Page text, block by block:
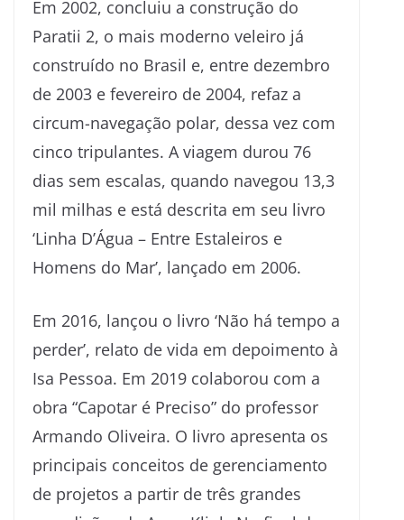
Em 2002, concluiu a construção do
Paratii 2, o mais moderno veleiro já
construído no Brasil e, entre dezembro
de 2003 e fevereiro de 2004, refaz a
circum-navegação polar, dessa vez com
cinco tripulantes. A viagem durou 76
dias sem escalas, quando navegou 13,3
mil milhas e está descrita em seu livro
‘Linha D’Água – Entre Estaleiros e
Homens do Mar’, lançado em 2006.
Em 2016, lançou o livro ‘Não há tempo a
perder’, relato de vida em depoimento à
Isa Pessoa. Em 2019 colaborou com a
obra “Capotar é Preciso” do professor
Armando Oliveira. O livro apresenta os
principais conceitos de gerenciamento
de projetos a partir de três grandes